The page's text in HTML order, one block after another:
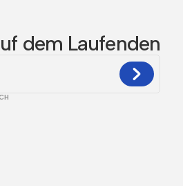
dem Laufenden